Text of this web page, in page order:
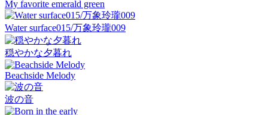
My favorite emerald green
Water surface015/万象玲瓏009
穏やかな夕暮れ
Beachside Melody
波の音